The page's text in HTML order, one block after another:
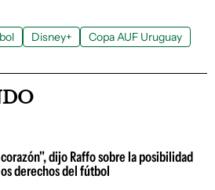
Disney+ Copa AUF Uruguay
dijo Raffo sobre la posibilidad
derechos del fútbol